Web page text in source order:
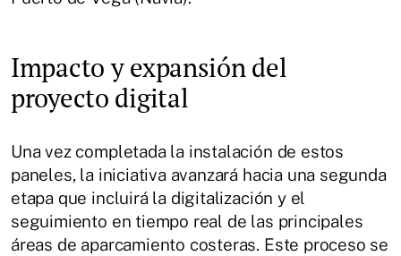
Impacto y expansión del
proyecto digital
Una vez completada la instalación de estos
paneles, la iniciativa avanzará hacia una segunda
etapa que incluirá la digitalización y el
seguimiento en tiempo real de las principales
áreas de aparcamiento costeras. Este proceso se